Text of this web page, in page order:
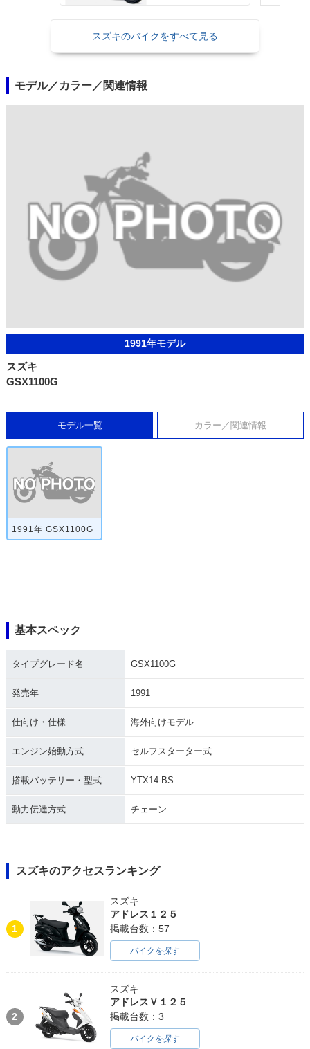
スズキのバイクをすべて見る
モデル／カラー／関連情報
1991年モデル
スズキ
GSX1100G
モデル一覧 カラー／関連情報
1991年 GSX1100G
基本スペック
タイプグレード名 GSX1100G
発売年 1991
仕向け・仕様 海外向けモデル
エンジン始動方式 セルフスターター式
搭載バッテリー・型式 YTX14-BS
動力伝達方式 チェーン
スズキのアクセスランキング
1
スズキ
アドレス１２５
掲載台数：57
バイクを探す
2
スズキ
アドレスＶ１２５
掲載台数：3
バイクを探す